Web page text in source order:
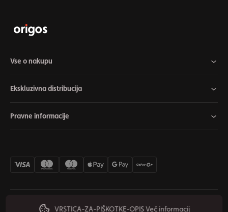
Vse o nakupu
Ekskluzivna distribucija
Pravne informacije
Nastavitve piškotkov Odstop od pogodbe Zasebnost
VRSTICA-ZA-PIŠKOTKE-OPISVeč informacij